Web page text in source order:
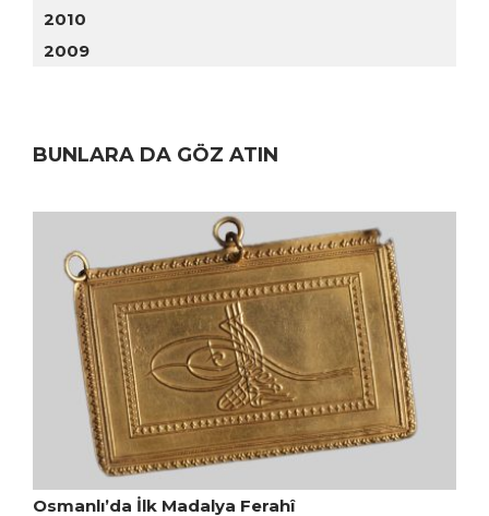
2010
2009
BUNLARA DA GÖZ ATIN
Osmanlı’da İlk Madalya Ferahî